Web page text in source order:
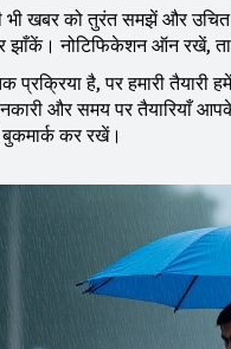
भी खबर को तुरंत समझें और
झाँकें। नोटिफिकेशन ऑन रखें,
है, पर हमारी तैयारी
और समय पर तैयारियाँ
कर रखें।